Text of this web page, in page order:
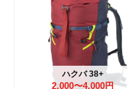
ハクバ 38+
2,000〜4,000円